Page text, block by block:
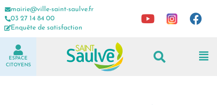
mairie@ville-saint-saulve.fr
03 27 14 84 00
Enquête de satisfaction
ESPACE
CITOYENS